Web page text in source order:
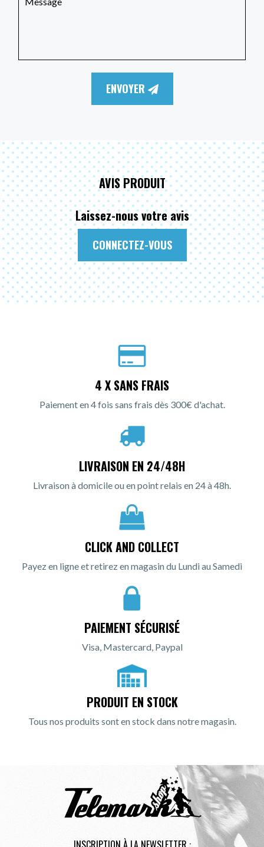
ENVOYER
AVIS PRODUIT
Laissez-nous votre avis
CONNECTEZ-VOUS
4 X SANS FRAIS
Paiement en 4 fois sans frais dès 300€ d'achat.
LIVRAISON EN 24/48H
Livraison à domicile ou en point relais en 24 à 48h.
CLICK AND COLLECT
Payez en ligne et retirez en magasin du Lundi au Samedi
PAIEMENT SÉCURISÉ
Visa, Mastercard, Paypal
PRODUIT EN STOCK
Tous nos produits sont en stock dans notre magasin.